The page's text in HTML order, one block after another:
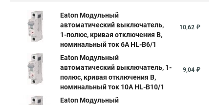
Eaton Модульный
автоматический выключатель,
1-полюс, кривая отключения B,
номинальный ток 6А HL-B6/1
10,62 ₽
Eaton Модульный
автоматический выключатель, 1-
полюс, кривая отключения B,
номинальный ток 10А HL-B10/1
9,04 ₽
Eaton Модульный